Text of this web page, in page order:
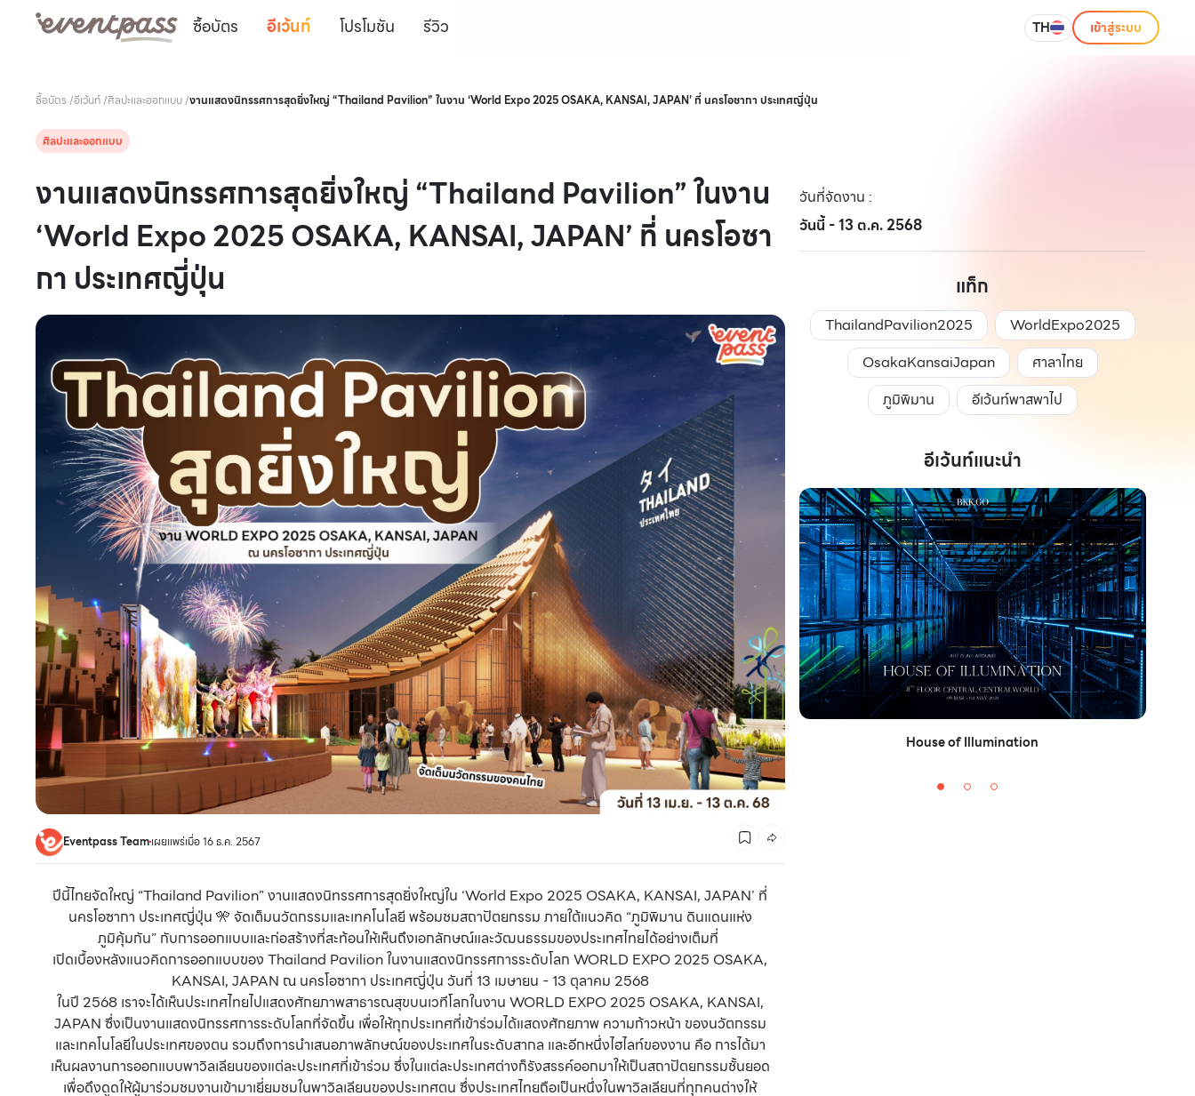
ซื้อบัตร อีเว้นท์ โปรโมชัน รีวิว TH เข้าสู่ระบบ
ซื้อบัตร /อีเว้นท์/ศิลปะและออกแบบ/งานแสดงนิทรรศการสุดยิ่งใหญ่ “Thailand Pavilion” ในงาน ‘World Expo 2025 OSAKA, KANSAI, JAPAN’ ที่ นครโอซากา ประเทศญี่ปุ่น
ศิลปะและออกแบบ
งานแสดงนิทรรศการสุดยิ่งใหญ่ “Thailand Pavilion” ในงาน
‘World Expo 2025 OSAKA, KANSAI, JAPAN’ ที่ นครโอซา
กา ประเทศญี่ปุ่น
Eventpass Teamเผยแพร่เมื่อ 16 ธ.ค. 2567
ปีนี้ไทยจัดใหญ่ “Thailand Pavilion” งานแสดงนิทรรศการสุดยิ่งใหญ่ใน ‘World Expo 2025 OSAKA, KANSAI, JAPAN’ ที่
นครโอซากา ประเทศญี่ปุ่น 🎌 จัดเต็มนวัตกรรมและเทคโนโลยี พร้อมชมสถาปัตยกรรม ภายใต้แนวคิด “ภูมิพิมาน ดินแดนแห่ง
ภูมิคุ้มกัน” กับการออกแบบและก่อสร้างที่สะท้อนให้เห็นถึงเอกลักษณ์และวัฒนธรรมของประเทศไทยได้อย่างเต็มที่
เปิดเบื้องหลังแนวคิดการออกแบบของ Thailand Pavilion ในงานแสดงนิทรรศการระดับโลก WORLD EXPO 2025 OSAKA,
KANSAI, JAPAN ณ นครโอซากา ประเทศญี่ปุ่น วันที่ 13 เมษายน - 13 ตุลาคม 2568
ในปี 2568 เราจะได้เห็นประเทศไทยไปแสดงศักยภาพสาธารณสุขบนเวทีโลกในงาน WORLD EXPO 2025 OSAKA, KANSAI,
JAPAN ซึ่งเป็นงานแสดงนิทรรศการระดับโลกที่จัดขึ้น เพื่อให้ทุกประเทศที่เข้าร่วมได้แสดงศักยภาพ ความก้าวหน้า ของนวัตกรรม
และเทคโนโลยีในประเทศของตน รวมถึงการนำเสนอภาพลักษณ์ของประเทศในระดับสากล และอีกหนึ่งไฮไลท์ของงาน คือ การได้มา
เห็นผลงานการออกแบบพาวิลเลียนของแต่ละประเทศที่เข้าร่วม ซึ่งในแต่ละประเทศต่างก็รังสรรค์ออกมาให้เป็นสถาปัตยกรรมชั้นยอด
เพื่อดึงดูดให้ผู้มาร่วมชมงานเข้ามาเยี่ยมชมในพาวิลเลียนของประเทศตน ซึ่งประเทศไทยถือเป็นหนึ่งในพาวิลเลียนที่ทุกคนต่างให้
วันที่จัดงาน :
วันนี้ - 13 ต.ค. 2568
แท็ก
ThailandPavilion2025
WorldExpo2025
OsakaKansaiJapan
ศาลาไทย
ภูมิพิมาน
อีเว้นท์พาสพาไป
อีเว้นท์แนะนำ
อีเว้นท์สุดยิ่งใหญ่ส่งท้ายปี ‘SKULLPANDA EXCLUSIVE
EVENT’
House of Illumination